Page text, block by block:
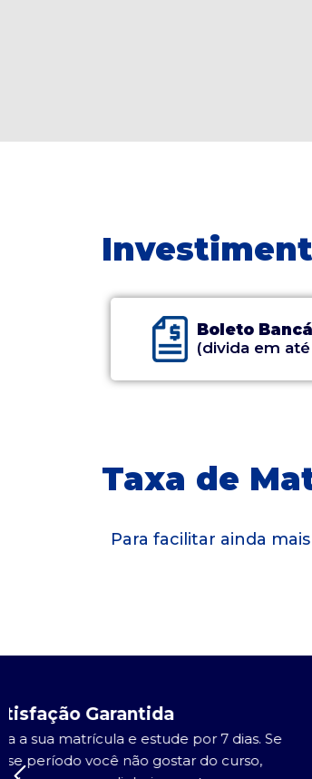
Boleto
(divida em
Taxa de
Para facilitar ainda